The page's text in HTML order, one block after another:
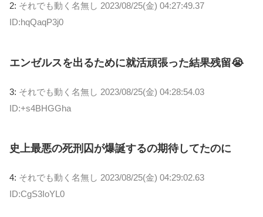
2: それでも動く名無し 2023/08/25(金) 04:27:49.37
ID:hqQaqP3j0
エンゼルスを出るために就活頑張った結果残留😭
3: それでも動く名無し 2023/08/25(金) 04:28:54.03
ID:+s4BHGGha
史上最悪の死刑囚が爆誕するの期待してたのに
4: それでも動く名無し 2023/08/25(金) 04:29:02.63
ID:CgS3IoYL0